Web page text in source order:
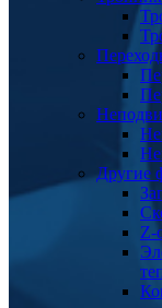
Другие
Z-